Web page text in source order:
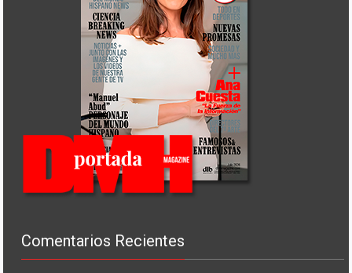
Comentarios Recientes